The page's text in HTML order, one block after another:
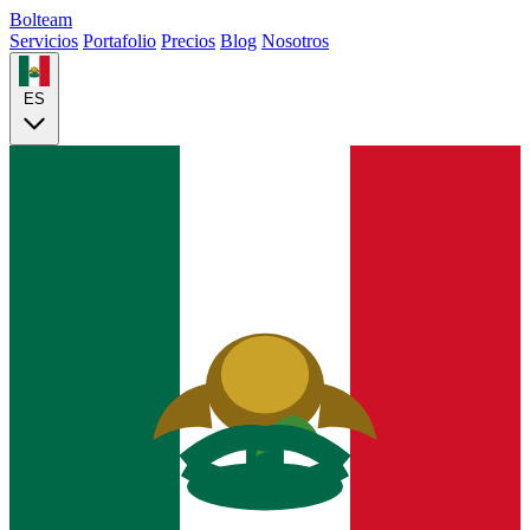
Bolteam
Servicios Portafolio Precios Blog Nosotros
ES